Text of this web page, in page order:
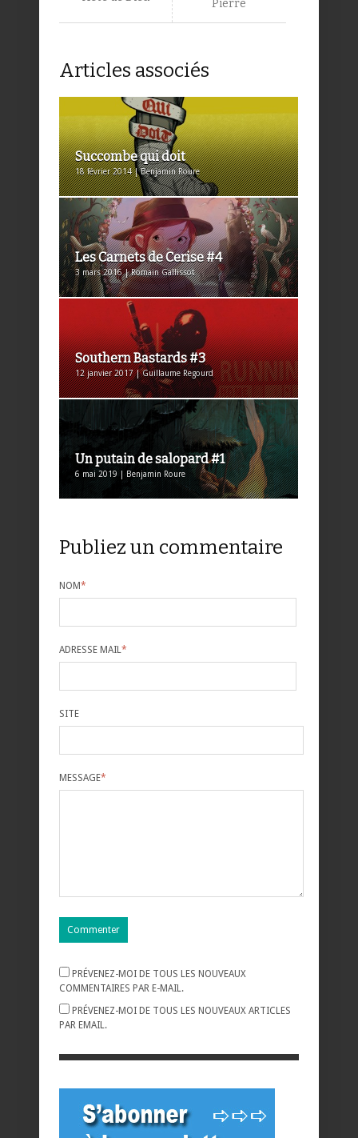
Pierre
Articles associés
Succombe qui doit
18 février 2014 | Benjamin Roure
Les Carnets de Cerise #4
3 mars 2016 | Romain Gallissot
Southern Bastards #3
12 janvier 2017 | Guillaume Regourd
Un putain de salopard #1
6 mai 2019 | Benjamin Roure
Publiez un commentaire
NOM*
ADRESSE MAIL*
SITE
MESSAGE*
PRÉVENEZ-MOI DE TOUS LES NOUVEAUX
COMMENTAIRES PAR E-MAIL.
PRÉVENEZ-MOI DE TOUS LES NOUVEAUX ARTICLES
PAR EMAIL.